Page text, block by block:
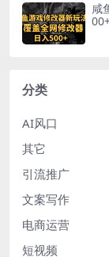
咸
分类
AI风口
其它
引流推广
文案写作
电商运营
短视频